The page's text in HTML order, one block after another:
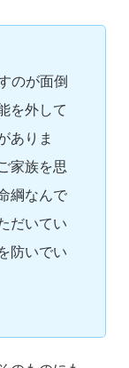
のが面倒
を外して
ありま
家族を思
綱なんで
だいてい
防いでい